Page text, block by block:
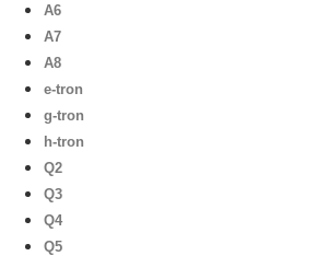
A6
A7
A8
e-tron
g-tron
h-tron
Q2
Q3
Q4
Q5